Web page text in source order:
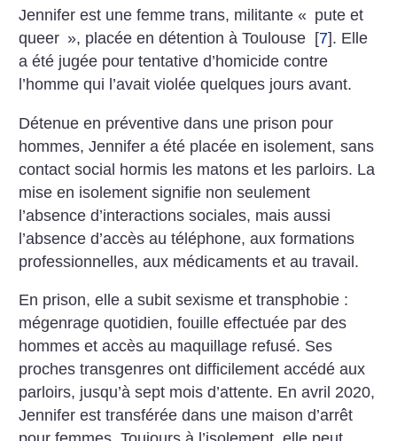
Jennifer est une femme trans, militante « pute et
queer », placée en détention à Toulouse [7]. Elle
a été jugée pour tentative d’homicide contre
l’homme qui l’avait violée quelques jours avant.
Détenue en préventive dans une prison pour
hommes, Jennifer a été placée en isolement, sans
contact social hormis les matons et les parloirs. La
mise en isolement signifie non seulement
l’absence d’interactions sociales, mais aussi
l’absence d’accès au téléphone, aux formations
professionnelles, aux médicaments et au travail.
En prison, elle a subit sexisme et transphobie :
mégenrage quotidien, fouille effectuée par des
hommes et accès au maquillage refusé. Ses
proches transgenres ont difficilement accédé aux
parloirs, jusqu’à sept mois d’attente. En avril 2020,
Jennifer est transférée dans une maison d’arrêt